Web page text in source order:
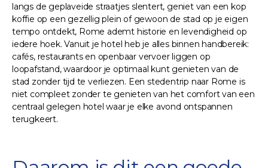
langs de geplaveide straatjes slentert, geniet van een kop
koffie op een gezellig plein of gewoon de stad op je eigen
tempo ontdekt, Rome ademt historie en levendigheid op
iedere hoek. Vanuit je hotel heb je alles binnen handbereik:
cafés, restaurants en openbaar vervoer liggen op
loopafstand, waardoor je optimaal kunt genieten van de
stad zonder tijd te verliezen. Een stedentrip naar Rome is
niet compleet zonder te genieten van het comfort van een
centraal gelegen hotel waar je elke avond ontspannen
terugkeert.